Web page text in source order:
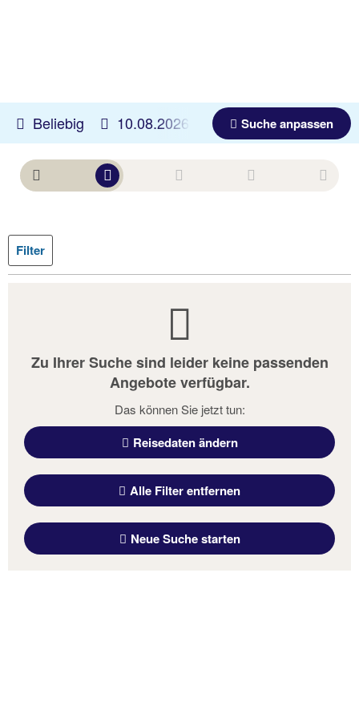
Beliebig 10.08.2026 - 08.11.2026 Beliebig
Suche anpassen
Filter
Zu Ihrer Suche sind leider keine passenden
Angebote verfügbar.
Das können Sie jetzt tun:
Reisedaten ändern
Alle Filter entfernen
Neue Suche starten